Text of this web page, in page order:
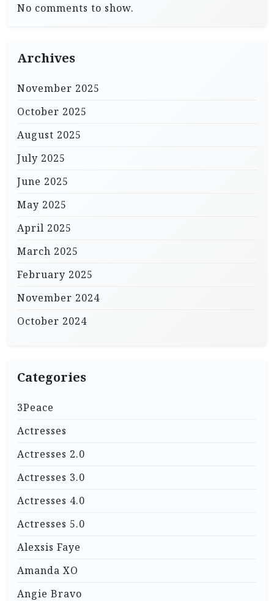
No comments to show.
Archives
November 2025
October 2025
August 2025
July 2025
June 2025
May 2025
April 2025
March 2025
February 2025
November 2024
October 2024
Categories
3Peace
Actresses
Actresses 2.0
Actresses 3.0
Actresses 4.0
Actresses 5.0
Alexsis Faye
Amanda XO
Angie Bravo